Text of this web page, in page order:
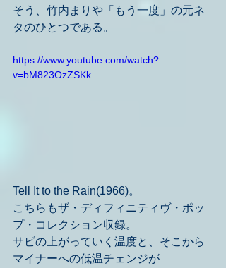
そう、竹内まりや「もう一度」の元ネ
タのひとつである。
https://www.youtube.com/watch?
v=bM823OzZSKk
Tell It to the Rain(1966)。
こちらもザ・ディフィニティヴ・ポッ
プ・コレクション収録。
サビの上がっていく温度と、そこから
マイナーへの低温チェンジが